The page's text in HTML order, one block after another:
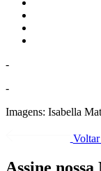
-
-
Imagens: Isabella
Voltar